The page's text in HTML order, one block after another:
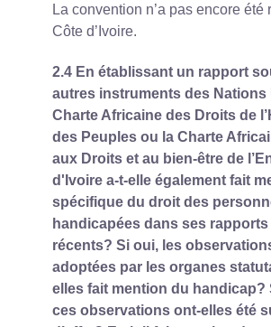
La convention n’a pas encore été
Côte d’Ivoire.
2.4 En établissant un rapport
autres instruments des Nations
Charte Africaine des Droits de
des Peuples ou la Charte
aux Droits et au bien-être de
d'Ivoire a-t-elle également fait
spécifique du droit des
handicapées dans ses
récents? Si oui, les
adoptées par les organes
elles fait mention du handicap?
ces observations ont-elles été